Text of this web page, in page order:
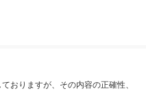
おりますが、その内容の正確性、